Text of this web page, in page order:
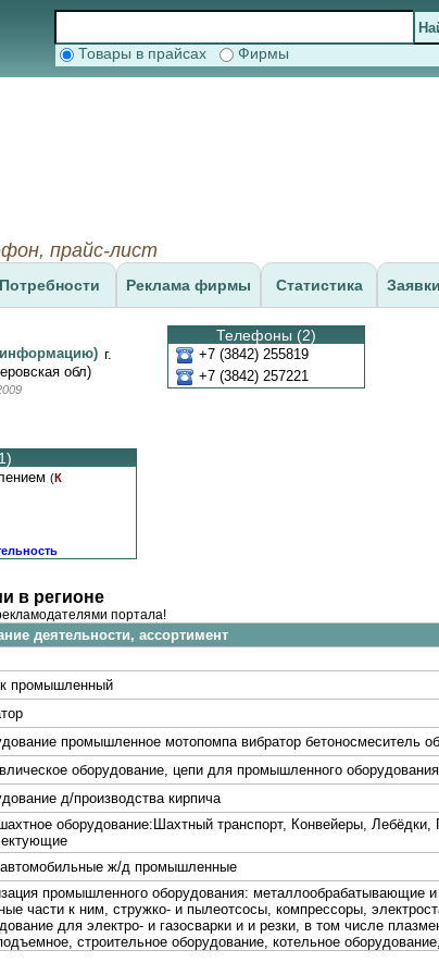
Товары в прайсах Фирмы
прайс-лист
Потребности Реклама фирмы Статистика
г.
обл)
(К
Телефоны (2)
+7 (3842) 255819
+7 (3842) 257221
в регионе
портала!
деятельности, ассортимент
промышленный
промышленное мотопомпа вибратор бетоносмеситель
оборудование, цепи для промышленного оборудования
д/производства кирпича
оборудование:Шахтный транспорт, Конвейеры,
ж/д промышленные
промышленного оборудования: металлообрабатывающие
части к ним, стружко- и пылеотсосы, компрессоры,
для электро- и газосварки и и резки, в том числе
строительное оборудование, котельное